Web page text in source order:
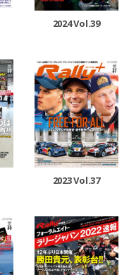
2024 Vol.39
2023 Vol.37